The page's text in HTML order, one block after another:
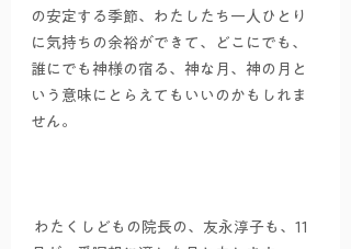
の安定する季節、わたしたち一人ひとり
に気持ちの余裕ができて、どこにでも、
誰にでも神様の宿る、神な月、神の月と
いう意味にとらえてもいいのかもしれま
せん。